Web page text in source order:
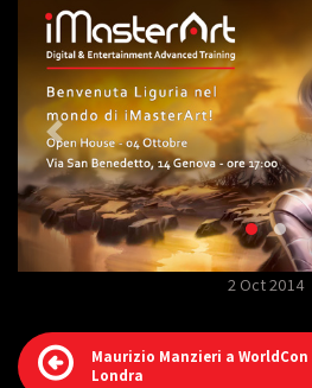
2 Oct 2014
Maurizio Manzieri a
Londra